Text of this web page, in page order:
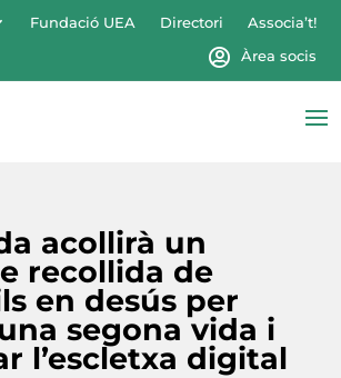
Fundació UEA Directori
Associa’t!
Àrea socis
acollirà un
recollida de
en desús per
segona vida i
l’escletxa digital